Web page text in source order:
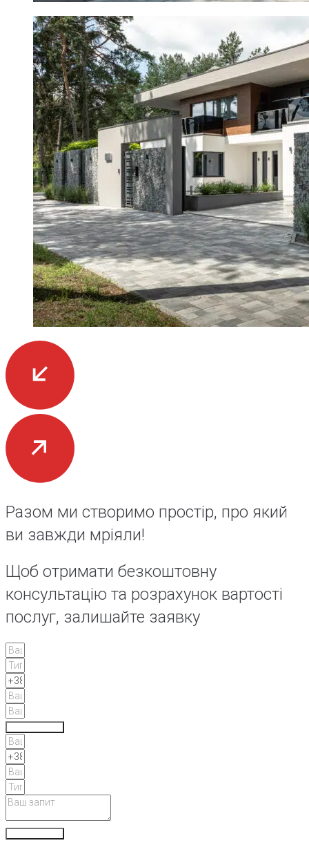
Разом ми створимо простір, про який
ви завжди мріяли!
Щоб отримати безкоштовну
консультацію та розрахунок вартості
послуг, залишайте заявку